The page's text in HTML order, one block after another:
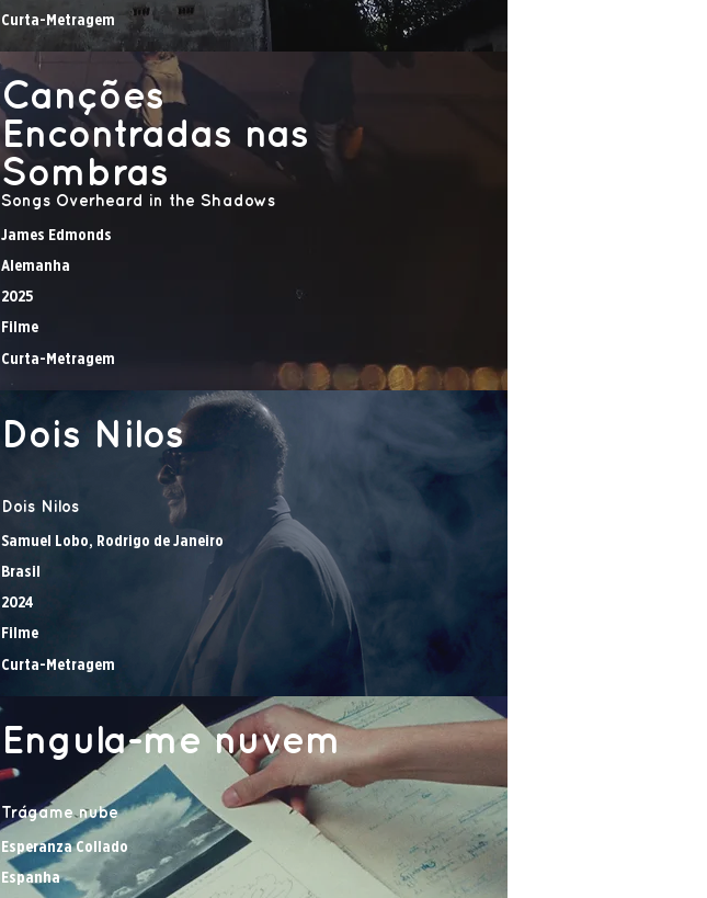
Curta-Metragem
Canções
Encontradas nas
Sombras
Curta-Metragem
Songs Overheard in the Shadows
James Edmonds
Alemanha
2025
Filme
Dois Nilos
Curta-Metragem
Dois Nilos
Samuel Lobo, Rodrigo de Janeiro
Brasil
2024
Filme
Engula-me nuvem
Trágame nube
Esperanza Collado
Espanha